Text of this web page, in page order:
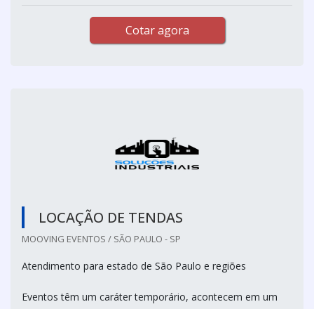
Cotar agora
LOCAÇÃO DE TENDAS
MOOVING EVENTOS / SÃO PAULO - SP
Atendimento para estado de São Paulo e regiões
Eventos têm um caráter temporário, acontecem em um